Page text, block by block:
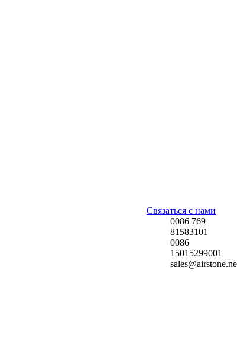
Связаться с нами
0086 769
81583101
0086
15015299001